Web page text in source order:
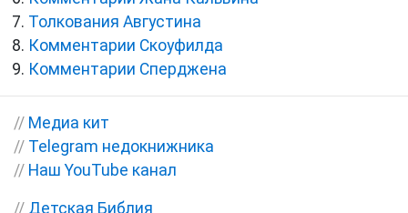
Толкования Августина
Комментарии Скоуфилда
Комментарии Сперджена
// Медиа кит
// Telegram недокнижника
// Наш YouTube канал
// Детская Библия